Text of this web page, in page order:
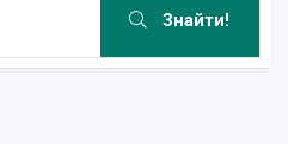
Знайти!